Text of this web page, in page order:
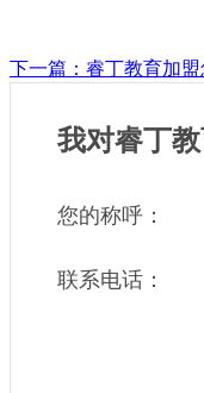
下一篇：睿丁教育加
我对睿丁
您的称呼：
联系电话：